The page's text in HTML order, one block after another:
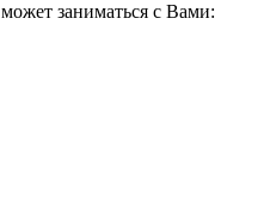
заниматься с Вами: